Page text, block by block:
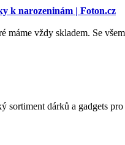
k narozeninám | Foton.cz
máme vždy skladem. Se
dárků a gadgets